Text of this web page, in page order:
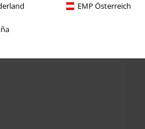
EMP Österreich